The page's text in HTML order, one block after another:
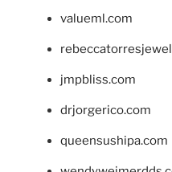
valueml.com
jmpbliss.com
drjorgerico.com
queensushipa.com